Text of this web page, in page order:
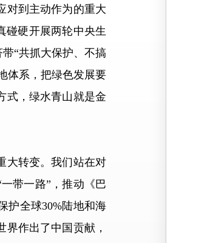
到主动作为的重大
碰硬开展两轮中央生
“共抓大保护、不搞
体系，把绿色发展要
式，绿水青山就是金
转变。我们站在对
带一路”，推动《巴
护全球30%陆地和海
作出了中国贡献，